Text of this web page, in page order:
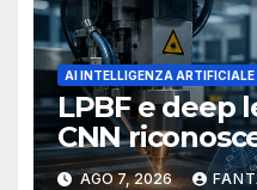
AI INTELLIGENZA ARTIFICIALE
LPBF e deep
CNN
del bagno di
AGO 7, 2026